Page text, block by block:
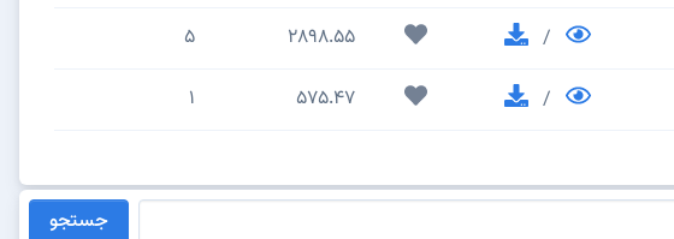
/
2898.55
5
/
575.47
1
جستجو